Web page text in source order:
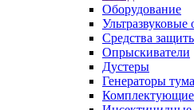
Оборудование
Ультразвуковые
Средства
Опрыскиватели
Дустеры
Генераторы
Комплектующие